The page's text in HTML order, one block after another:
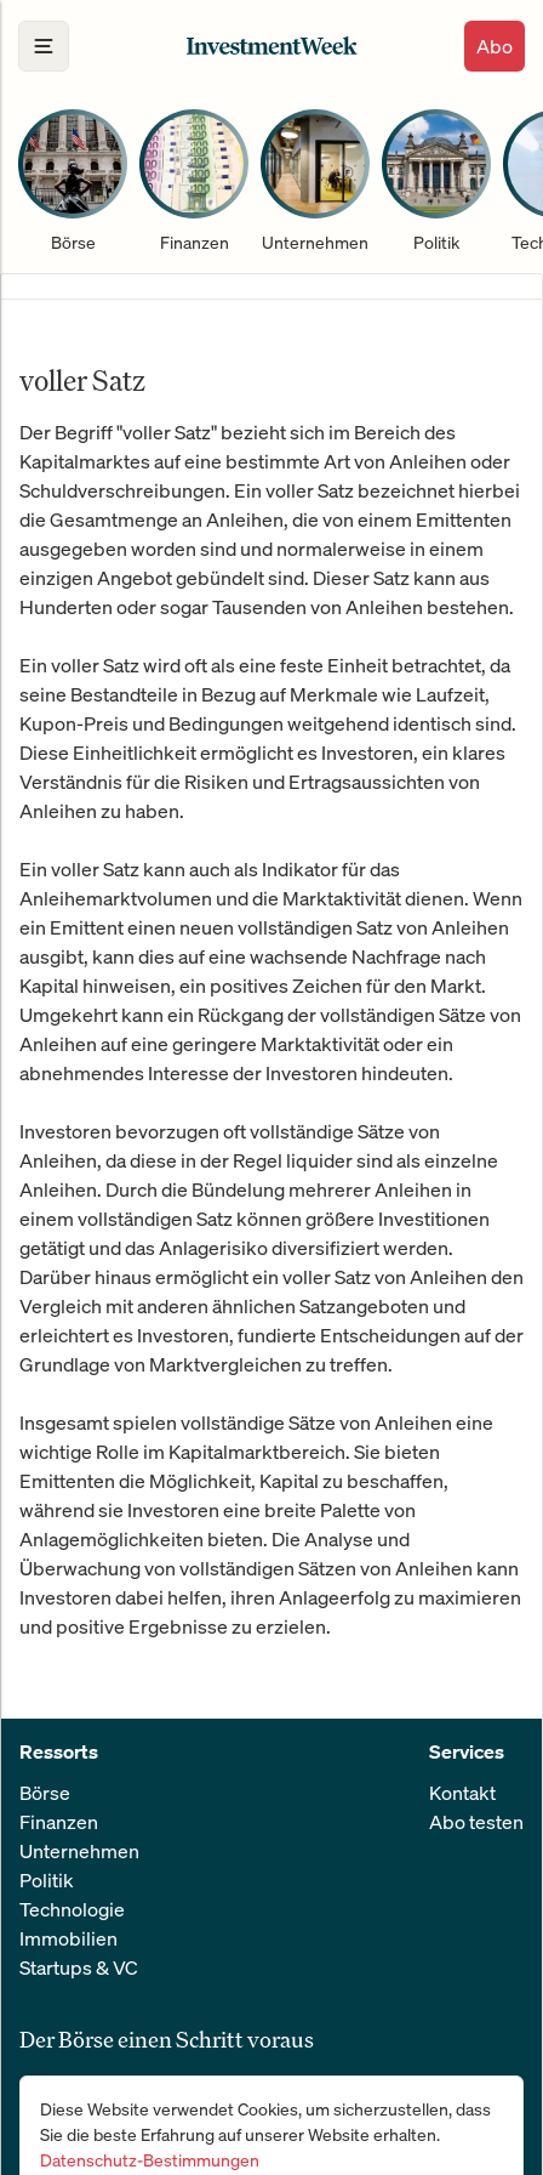
Abo
Börse Finanzen Unternehmen Politik
voller Satz
Der Begriff "voller Satz" bezieht sich im Bereich des
Kapitalmarktes auf eine bestimmte Art von Anleihen oder
Schuldverschreibungen. Ein voller Satz bezeichnet hierbei
die Gesamtmenge an Anleihen, die von einem Emittenten
ausgegeben worden sind und normalerweise in einem
einzigen Angebot gebündelt sind. Dieser Satz kann aus
Hunderten oder sogar Tausenden von Anleihen bestehen.
Ein voller Satz wird oft als eine feste Einheit betrachtet, da
seine Bestandteile in Bezug auf Merkmale wie Laufzeit,
Kupon-Preis und Bedingungen weitgehend identisch sind.
Diese Einheitlichkeit ermöglicht es Investoren, ein klares
Verständnis für die Risiken und Ertragsaussichten von
Anleihen zu haben.
Ein voller Satz kann auch als Indikator für das
Anleihemarktvolumen und die Marktaktivität dienen. Wenn
ein Emittent einen neuen vollständigen Satz von Anleihen
ausgibt, kann dies auf eine wachsende Nachfrage nach
Kapital hinweisen, ein positives Zeichen für den Markt.
Umgekehrt kann ein Rückgang der vollständigen Sätze von
Anleihen auf eine geringere Marktaktivität oder ein
abnehmendes Interesse der Investoren hindeuten.
Investoren bevorzugen oft vollständige Sätze von
Anleihen, da diese in der Regel liquider sind als einzelne
Anleihen. Durch die Bündelung mehrerer Anleihen in
einem vollständigen Satz können größere Investitionen
getätigt und das Anlagerisiko diversifiziert werden.
Darüber hinaus ermöglicht ein voller Satz von Anleihen den
Vergleich mit anderen ähnlichen Satzangeboten und
erleichtert es Investoren, fundierte Entscheidungen auf der
Grundlage von Marktvergleichen zu treffen.
Insgesamt spielen vollständige Sätze von Anleihen eine
wichtige Rolle im Kapitalmarktbereich. Sie bieten
Emittenten die Möglichkeit, Kapital zu beschaffen,
während sie Investoren eine breite Palette von
Anlagemöglichkeiten bieten. Die Analyse und
Überwachung von vollständigen Sätzen von Anleihen kann
Investoren dabei helfen, ihren Anlageerfolg zu maximieren
und positive Ergebnisse zu erzielen.
Ressorts
Börse
Finanzen
Unternehmen
Politik
Technologie
Immobilien
Startups & VC
Services
Kontakt
Abo testen
Der Börse einen Schritt voraus
Alle relevanten Nachrichten aus Wirtschaft und Finanzen in einer
einfachen E-Mail. 100 % kostenlos:
Diese Website verwendet Cookies, um sicherzustellen, dass
Sie die beste Erfahrung auf unserer Website erhalten.
Datenschutz-Bestimmungen